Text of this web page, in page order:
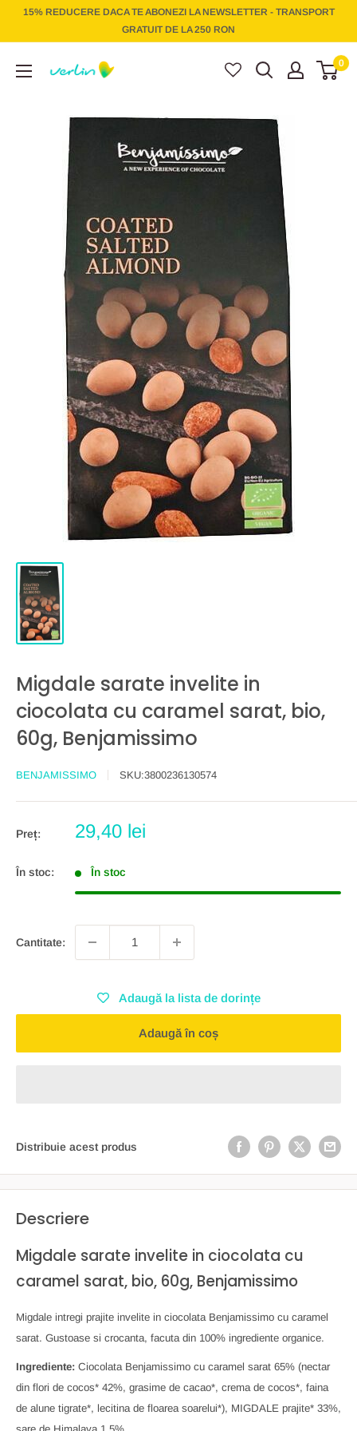
15% REDUCERE DACA TE ABONEZI LA NEWSLETTER - TRANSPORT
GRATUIT DE LA 250 RON
0
Migdale sarate invelite in
ciocolata cu caramel sarat, bio,
60g, Benjamissimo
BENJAMISSIMO SKU:3800236130574
Preț:
Preț
29,40 lei
În stoc: În stoc
Cantitate:
Adaugă la lista de dorințe
Adaugă în coș
Distribuie acest produs
Descriere
Migdale sarate invelite in ciocolata cu
caramel sarat, bio, 60g, Benjamissimo
Migdale intregi prajite invelite in ciocolata Benjamissimo cu caramel
sarat. Gustoase si crocanta, facuta din 100% ingrediente organice.
Ingrediente: Ciocolata Benjamissimo cu caramel sarat 65% (nectar
din flori de cocos* 42%, grasime de cacao*, crema de cocos*, faina
de alune tigrate*, lecitina de floarea soarelui*), MIGDALE prajite* 33%,